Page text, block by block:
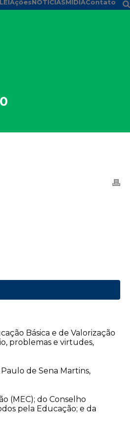
Ações NOTÍCIAS MÍDIAContato
Básica e de Valorização
problemas e virtudes,
de Sena Martins,
(MEC); do Conselho
pela Educação; e da